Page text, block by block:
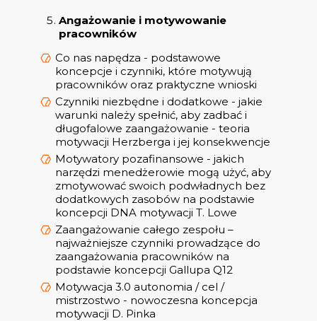
Angażowanie i motywowanie
pracowników
Co nas napędza - podstawowe
koncepcje i czynniki, które motywują
pracowników oraz praktyczne wnioski
Czynniki niezbędne i dodatkowe - jakie
warunki należy spełnić, aby zadbać i
długofalowe zaangażowanie - teoria
motywacji Herzberga i jej konsekwencje
Motywatory pozafinansowe - jakich
narzędzi menedżerowie mogą użyć, aby
zmotywować swoich podwładnych bez
dodatkowych zasobów na podstawie
koncepcji DNA motywacji T. Lowe
Zaangażowanie całego zespołu –
najważniejsze czynniki prowadzące do
zaangażowania pracowników na
podstawie koncepcji Gallupa Q12
Motywacja 3.0 autonomia / cel /
mistrzostwo - nowoczesna koncepcja
motywacji D. Pinka